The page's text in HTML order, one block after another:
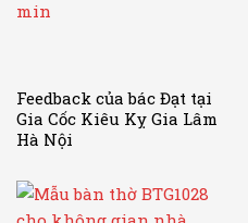
Feedback của bác Đạt tại
Gia Cốc Kiêu Kỵ Gia Lâm
Hà Nội